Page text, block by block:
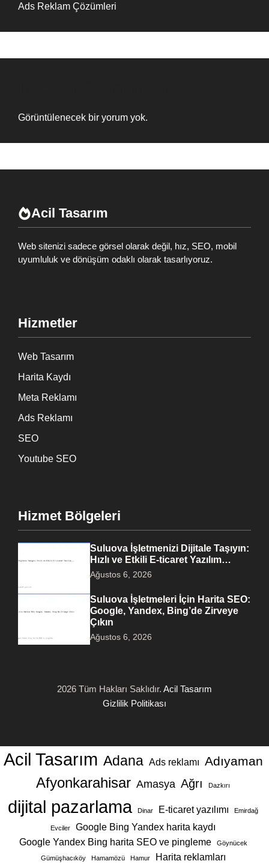
Ads Reklam Çözümleri
Görüntülenecek bir yorum yok.
Acil Tasarım
Web sitenizi sadece görsel olarak değil, hız, SEO, mobil
uyumluluk ve dönüşüm odaklı olarak tasarlıyoruz.
Hizmetler
Web Tasarım
Harita Kaydı
Meta Reklamı
Ads Reklamı
SEO
Youtube SEO
Hizmet Bölgeleri
Suluova İşletmenizi Dijitale Taşıyın:
Hızlı ve Etkili E-ticaret Yazılım…
Ağustos 6, 2026
Suluova İşletmeleri İçin Harita SEO:
Google, Yandex, Bing’de Zirveye
Çıkın
Ağustos 6, 2026
2026 Tüm Hakları Saklıdır. Acil Tasarım
Gizlilik Politikası
Acil Tasarım Adana Ads reklamı Adıyaman
Afyonkarahisar Amasya Ağrı Dazkırı
dijital pazarlama Dinar E-ticaret yazılımı Emirdağ
Evciler
Google Bing Yandex harita kaydı
Google Yandex Bing harita SEO ve pingleme
Göynücek
Gümüşhacıköy Hamamözü Hamur
Harita reklamları